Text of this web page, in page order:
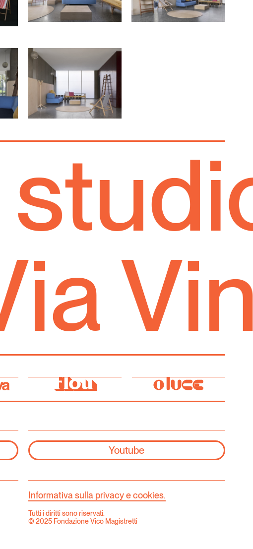
Via
Youtube
Informativa sulla privacy e cookies.
Tutti i diritti sono riservati.
© 2025 Fondazione Vico Magistretti